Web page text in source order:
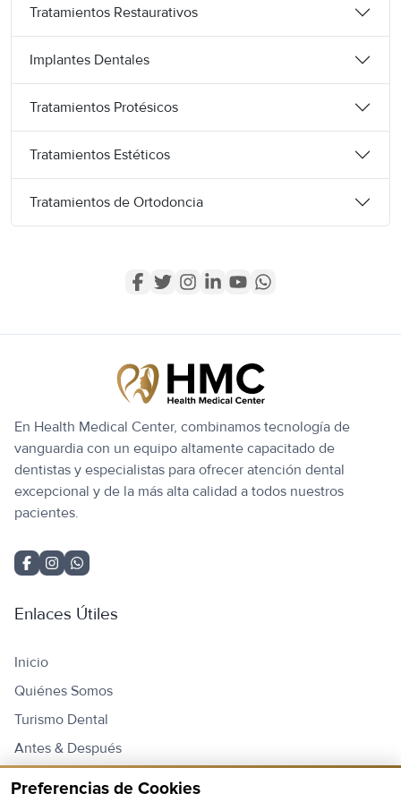
Tratamientos Restaurativos
Implantes Dentales
Tratamientos Protésicos
Tratamientos Estéticos
Tratamientos de Ortodoncia
En Health Medical Center, combinamos tecnología de
vanguardia con un equipo altamente capacitado de
dentistas y especialistas para ofrecer atención dental
excepcional y de la más alta calidad a todos nuestros
pacientes.
Enlaces Útiles
Inicio
Quiénes Somos
Turismo Dental
Antes & Después
Preferencias de Cookies